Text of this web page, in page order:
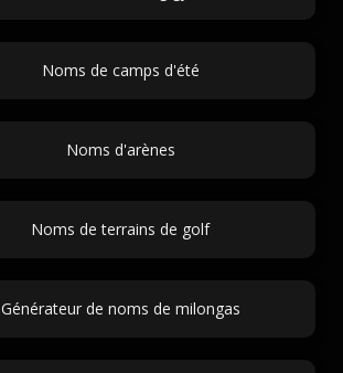
Noms de camps d'été
Noms d'arènes
Noms de terrains de golf
Générateur de noms de milongas